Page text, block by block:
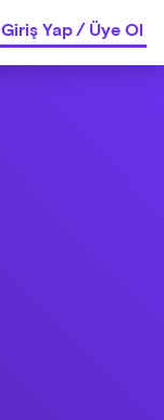
Giriş Yap/Üye Ol